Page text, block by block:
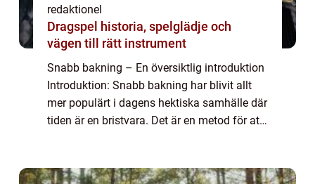
redaktionel
Dragspel historia, spelglädje och
vägen till rätt instrument
Snabb bakning – En översiktlig introduktion
Introduktion: Snabb bakning har blivit allt
mer populärt i dagens hektiska samhälle där
tiden är en bristvara. Det är en metod för att